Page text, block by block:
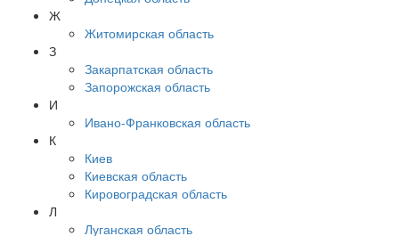
Ж
Житомирская область
З
Закарпатская область
Запорожская область
И
Ивано-Франковская область
К
Киев
Киевская область
Кировоградская область
Л
Луганская область